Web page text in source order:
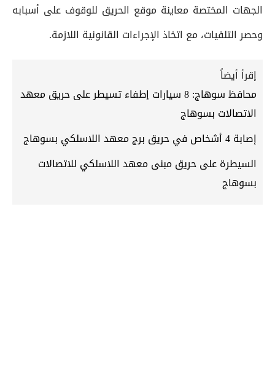
الجهات المختصة معاينة موقع الحريق للوقوف على أسبابه
وحصر التلفيات، مع اتخاذ الإجراءات القانونية اللازمة.
إقرأ أيضاً
محافظ سوهاج: 8 سيارات إطفاء تسيطر على حريق معهد
الاتصالات بسوهاج
إصابة 4 أشخاص في حريق برج معهد اللاسلكي بسوهاج
السيطرة على حريق مبنى معهد اللاسلكي للاتصالات
بسوهاج